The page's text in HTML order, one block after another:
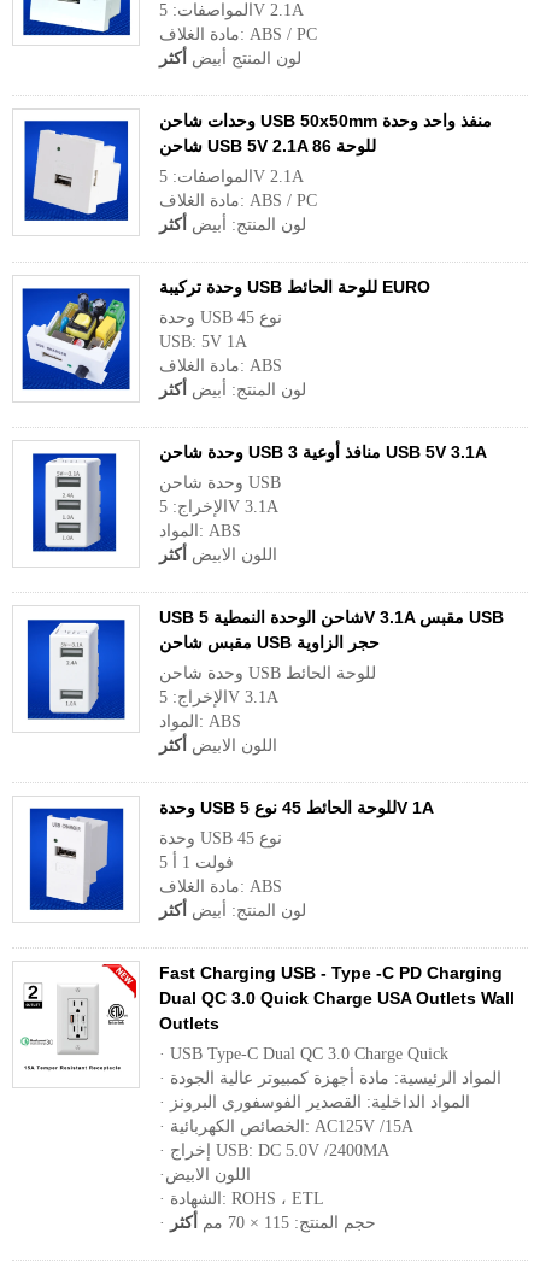
المواصفات: 5V 2.1A
مادة الغلاف: ABS / PC
لون المنتج أبيض أكثر
وحدات شاحن USB 50x50mm منفذ واحد وحدة
شاحن USB 5V 2.1A للوحة 86
المواصفات: 5V 2.1A
مادة الغلاف: ABS / PC
لون المنتج: أبيض أكثر
وحدة تركيبة USB للوحة الحائط EURO
وحدة USB نوع 45
USB: 5V 1A
مادة الغلاف: ABS
لون المنتج: أبيض أكثر
وحدة شاحن USB 3 منافذ أوعية USB 5V 3.1A
وحدة شاحن USB
الإخراج: 5V 3.1A
المواد: ABS
اللون الابيض أكثر
USB شاحن الوحدة النمطية 5V 3.1A مقبس USB
مقبس شاحن USB حجر الزاوية
وحدة شاحن USB للوحة الحائط
الإخراج: 5V 3.1A
المواد: ABS
اللون الابيض أكثر
وحدة USB للوحة الحائط 45 نوع 5V 1A
وحدة USB نوع 45
5 فولت 1 أ
مادة الغلاف: ABS
لون المنتج: أبيض أكثر
Fast Charging USB - Type -C PD Charging
Dual QC 3.0 Quick Charge USA Outlets Wall
Outlets
· USB Type-C Dual QC 3.0 Charge Quick
· المواد الرئيسية: مادة أجهزة كمبيوتر عالية الجودة
· المواد الداخلية: القصدير الفوسفوري البرونز
· الخصائص الكهربائية: AC125V /15A
· إخراج USB: DC 5.0V /2400MA
·اللون الابيض
· الشهادة: ROHS ، ETL
· حجم المنتج: 115 × 70 مم
أكثر